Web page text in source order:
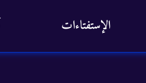
الإستفتاءات